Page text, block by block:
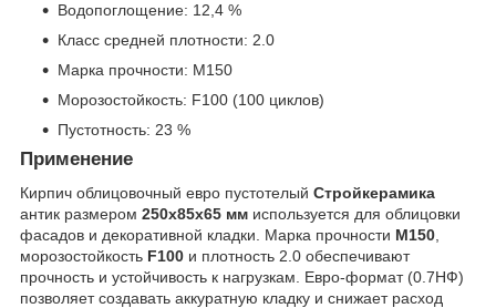
Водопоглощение: 12,4 %
Класс средней плотности: 2.0
Марка прочности: М150
Морозостойкость: F100 (100 циклов)
Пустотность: 23 %
Применение
Кирпич облицовочный евро пустотелый Стройкерамика
антик размером 250x85x65 мм используется для облицовки
фасадов и декоративной кладки. Марка прочности М150
морозостойкость F100 и плотность 2.0 обеспечивают
прочность и устойчивость к нагрузкам. Евро-формат (0.7НФ)
позволяет создавать аккуратную кладку и снижает расход